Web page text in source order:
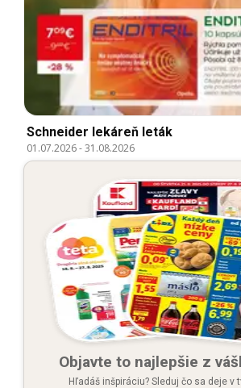
Schneider lekáreň leták
01.07.2026-31.08.2026
Objavte to najlepšie z
Hľadáš inšpiráciu? Sleduj čo sa deje v